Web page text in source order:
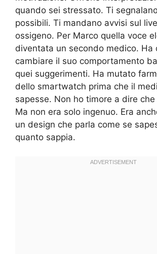
quando sei stressato. Ti
possibili. Ti mandano avvisi sul
ossigeno. Per Marco quella voce
diventata un secondo medico. Ha
cambiare il suo comportamento
quei suggerimenti. Ha mutato
dello smartwatch prima che il
sapesse. Non ho timore a dire
Ma non era solo ingenuo. Era
un design che parla come se
quanto sappia.